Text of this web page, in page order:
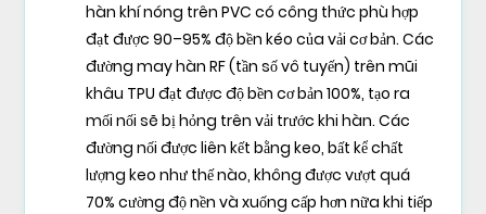
hàn khí nóng trên PVC có công thức phù hợp
đạt được 90–95% độ bền kéo của vải cơ bản. Các
đường may hàn RF (tần số vô tuyến) trên mũi
khâu TPU đạt được độ bền cơ bản 100%, tạo ra
mối nối sẽ bị hỏng trên vải trước khi hàn. Các
đường nối được liên kết bằng keo, bất kể chất
lượng keo như thế nào, không được vượt quá
70% cường độ nền và xuống cấp hơn nữa khi tiếp